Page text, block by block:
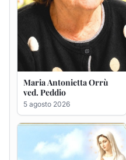
Rosa Maria Usai ved.
D'Attellis
5 agosto 2026